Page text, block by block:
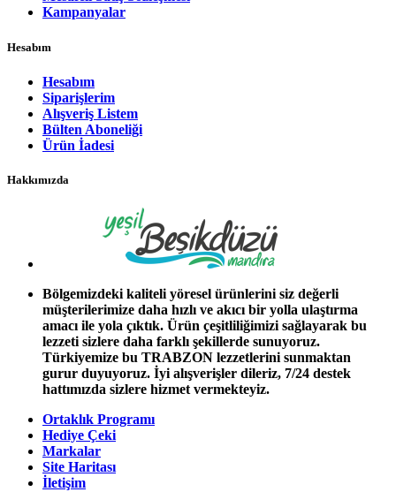
Kampanyalar
Hesabım
Hesabım
Siparişlerim
Alışveriş Listem
Bülten Aboneliği
Ürün İadesi
Hakkımızda
Bölgemizdeki kaliteli yöresel ürünlerini siz değerli
müşterilerimize daha hızlı ve akıcı bir yolla ulaştırma
amacı ile yola çıktık. Ürün çeşitliliğimizi sağlayarak bu
lezzeti sizlere daha farklı şekillerde sunuyoruz.
Türkiyemize bu TRABZON lezzetlerini sunmaktan
gurur duyuyoruz. İyi alışverişler dileriz, 7/24 destek
hattımızda sizlere hizmet vermekteyiz.
Ortaklık Programı
Hediye Çeki
Markalar
Site Haritası
İletişim